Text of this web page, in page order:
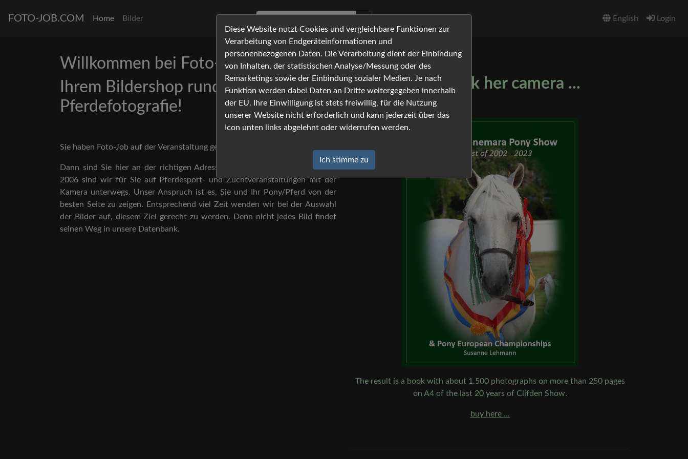
FOTO-JOB.COM Home Bilder English Login
Willkommen bei Foto-Job.com -
Ihrem Bildershop rund um die
Pferdefotografie!
Sie haben Foto-Job auf der Veranstaltung gesehen?
Dann sind Sie hier an der richtigen Adresse, um Ihre Bilder zu sehen. Seit
2006 sind wir für Sie auf Pferdesport- und Zuchtveranstaltungen mit der
Kamera unterwegs. Unser Anspruch ist es, Sie und Ihr Pony/Pferd von der
besten Seite zu zeigen. Entsprechend viel Zeit wenden wir bei der Auswahl
der Bilder auf, diesem Ziel gerecht zu werden. Denn nicht jedes Bild findet
seinen Weg in unsere Datenbank.
Susan took her camera ...
The result is a book with about 1.500 photographs on more than 250 pages
on A4 of the last 20 years of Clifden Show.
buy here ...
Diese Website nutzt Cookies und vergleichbare Funktionen zur
Verarbeitung von Endgeräteinformationen und
personenbezogenen Daten. Die Verarbeitung dient der Einbindung
von Inhalten, der statistischen Analyse/Messung oder des
Remarketings sowie der Einbindung sozialer Medien. Je nach
Funktion werden dabei Daten an Dritte weitergegeben innerhalb
der EU. Ihre Einwilligung ist stets freiwillig, für die Nutzung
unserer Website nicht erforderlich und kann jederzeit über das
Icon unten links abgelehnt oder widerrufen werden.
Ich stimme zu